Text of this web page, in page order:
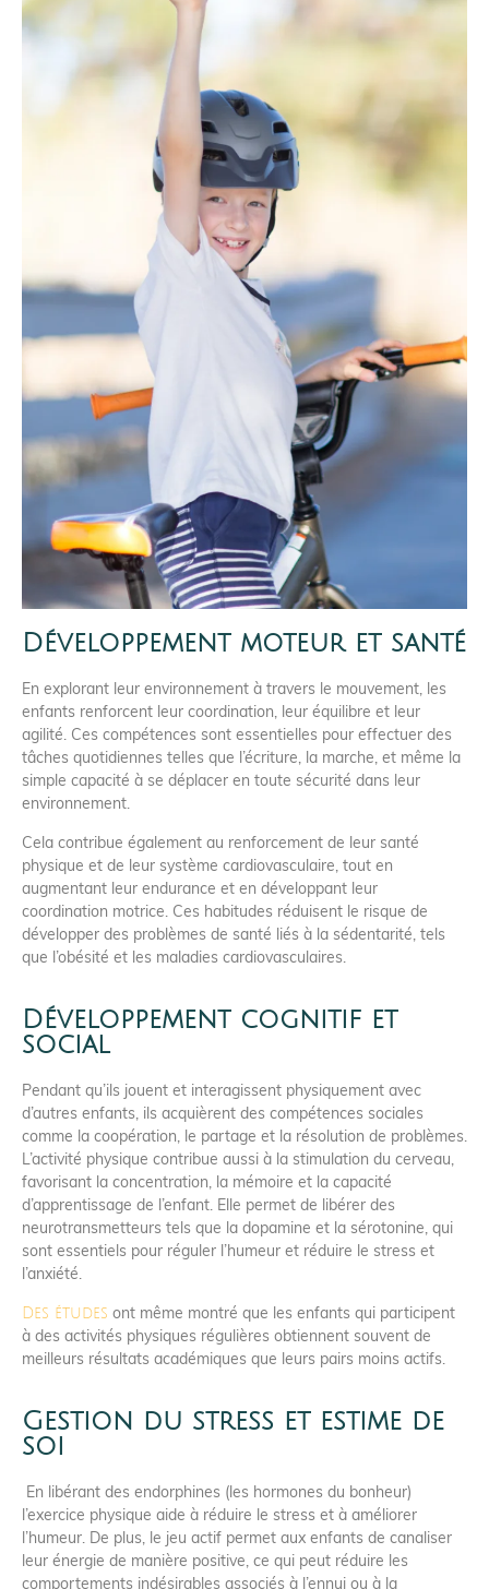
Développement moteur et santé
En explorant leur environnement à travers le mouvement, les
enfants renforcent leur coordination, leur équilibre et leur
agilité. Ces compétences sont essentielles pour effectuer des
tâches quotidiennes telles que l’écriture, la marche, et même la
simple capacité à se déplacer en toute sécurité dans leur
environnement.
Cela contribue également au renforcement de leur santé
physique et de leur système cardiovasculaire, tout en
augmentant leur endurance et en développant leur
coordination motrice. Ces habitudes réduisent le risque de
développer des problèmes de santé liés à la sédentarité, tels
que l’obésité et les maladies cardiovasculaires.
Développement cognitif et
social
Pendant qu’ils jouent et interagissent physiquement avec
d’autres enfants, ils acquièrent des compétences sociales
comme la coopération, le partage et la résolution de problèmes.
L’activité physique contribue aussi à la stimulation du cerveau,
favorisant la concentration, la mémoire et la capacité
d’apprentissage de l’enfant. Elle permet de libérer des
neurotransmetteurs tels que la dopamine et la sérotonine, qui
sont essentiels pour réguler l’humeur et réduire le stress et
l’anxiété.
Des études ont même montré que les enfants qui participent
à des activités physiques régulières obtiennent souvent de
meilleurs résultats académiques que leurs pairs moins actifs.
Gestion du stress et estime de
soi
En libérant des endorphines (les hormones du bonheur)
l’exercice physique aide à réduire le stress et à améliorer
l’humeur. De plus, le jeu actif permet aux enfants de canaliser
leur énergie de manière positive, ce qui peut réduire les
comportements indésirables associés à l’ennui ou à la